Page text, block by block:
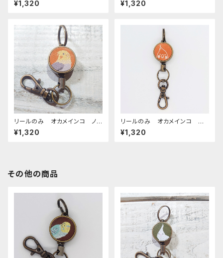
いんこ
¥1,320
こ
¥1,320
リールのみ オカメインコ ノ
ーマル キャメル おかめいん
こ
¥1,320
リールのみ オカメインコ モノ
トーン キャメル おかめいん
こ オカメ3兄弟
¥1,320
その他の商品